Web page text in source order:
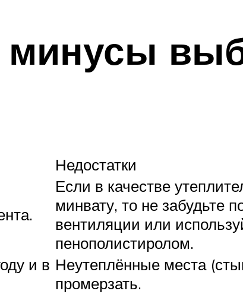
Недостатки
Если в качестве
минвату, то не забудьте
вентиляции или
пенополистиролом.
и в Неутеплённые места
промерзать.